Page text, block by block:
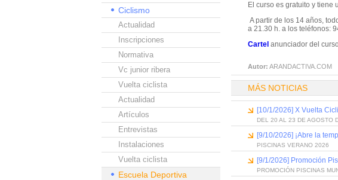
Ciclismo
Actualidad
Inscripciones
Normativa
Vc junior ribera
Vuelta ciclista
Actualidad
Artículos
Entrevistas
Instalaciones
Vuelta ciclista
Escuela Deportiva
El curso es gratuito y tiene
A partir de los 14 años,
a 21.30 h. a los teléfonos:
Cartel anunciador del
Autor: ARANDACTIVA.COM
MÁS NOTICIAS
[10/1/2026] X Vuelta
DEL 20 AL 23 DE AGOSTO
[9/10/2026] ¡Abre la
PISCINAS VERANO 2026
[9/1/2026] Promoción
PROMOCIÓN PISCINAS